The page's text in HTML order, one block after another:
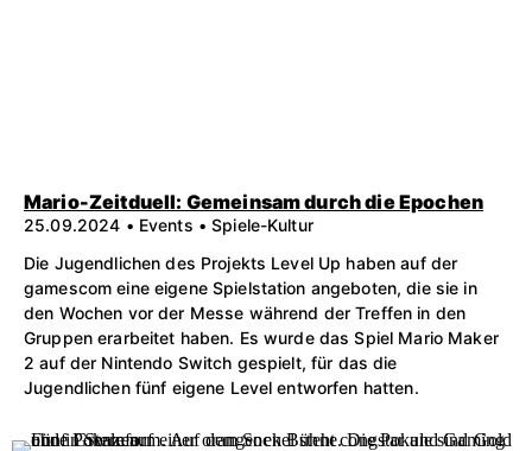
Mario-Zeitduell: Gemeinsam durch die Epochen
25.09.2024 • Events • Spiele-Kultur
Die Jugendlichen des Projekts Level Up haben auf der
gamescom eine eigene Spielstation angeboten, die sie in
den Wochen vor der Messe während der Treffen in den
Gruppen erarbeitet haben. Es wurde das Spiel Mario Maker
2 auf der Nintendo Switch gespielt, für das die
Jugendlichen fünf eigene Level entworfen hatten.